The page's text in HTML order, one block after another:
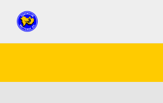
Inhalt